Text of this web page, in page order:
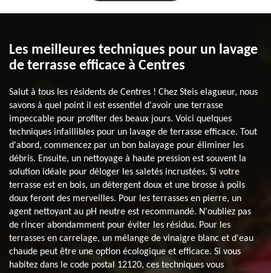
Les meilleures techniques pour un lavage
de terrasse efficace à Centres
Salut à tous les résidents de Centres ! Chez Steis elagueur, nous
savons à quel point il est essentiel d'avoir une terrasse
impeccable pour profiter des beaux jours. Voici quelques
techniques infaillibles pour un lavage de terrasse efficace. Tout
d'abord, commencez par un bon balayage pour éliminer les
débris. Ensuite, un nettoyage à haute pression est souvent la
solution idéale pour déloger les saletés incrustées. Si votre
terrasse est en bois, un détergent doux et une brosse à poils
doux feront des merveilles. Pour les terrasses en pierre, un
agent nettoyant au pH neutre est recommandé. N'oubliez pas
de rincer abondamment pour éviter les résidus. Pour les
terrasses en carrelage, un mélange de vinaigre blanc et d'eau
chaude peut être une option écologique et efficace. Si vous
habitez dans le code postal 12120, ces techniques vous